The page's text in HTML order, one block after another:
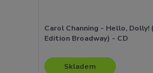
Carol Channing - Hello,
Edition Broadway) - CD
Skladem